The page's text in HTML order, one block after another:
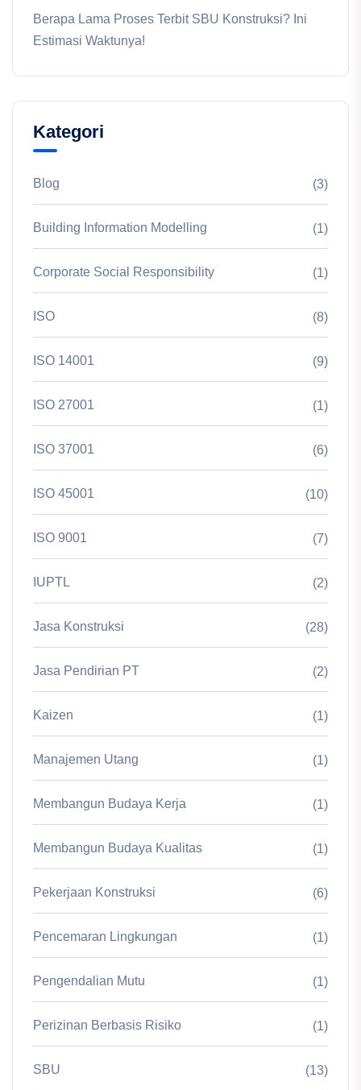
Berapa Lama Proses Terbit SBU Konstruksi? Ini
Estimasi Waktunya!
Kategori
Blog (3)
Building Information Modelling (1)
Corporate Social Responsibility (1)
ISO (8)
ISO 14001 (9)
ISO 27001 (1)
ISO 37001 (6)
ISO 45001 (10)
ISO 9001 (7)
IUPTL (2)
Jasa Konstruksi (28)
Jasa Pendirian PT (2)
Kaizen (1)
Manajemen Utang (1)
Membangun Budaya Kerja (1)
Membangun Budaya Kualitas (1)
Pekerjaan Konstruksi (6)
Pencemaran Lingkungan (1)
Pengendalian Mutu (1)
Perizinan Berbasis Risiko (1)
SBU (13)